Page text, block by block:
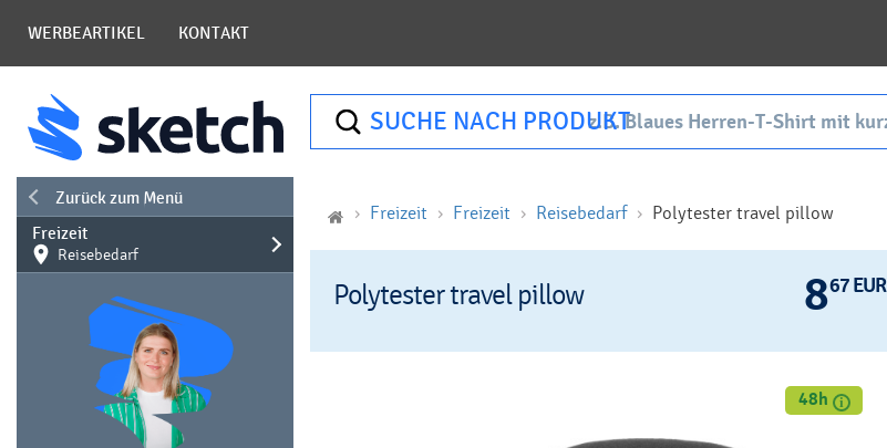
WERBEARTIKEL KONTAKT
SUCHE NACH PRODUKT
Zurück zum Menü
Freizeit
Reisebedarf
Freizeit Freizeit Reisebedarf Polytester travel pillow
Polytester travel pillow 867 EUR
48h